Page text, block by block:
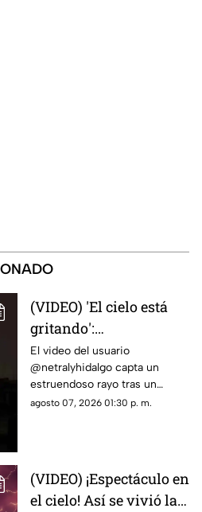
(VIDEO) 'El cielo está
gritando':
Impresionante sonido
durante un trueno en
Ciudad Juárez causa
asombro
El video del usuario
@netralyhidalgo capta un
estruendoso rayo tras un
momento de calma,
agosto 07, 2026 01:30 p. m.
(VIDEO) ¡Espectáculo en
el cielo! Así se vivió la